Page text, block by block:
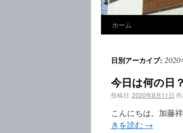
ホーム
日別アーカイブ:
今日は何の日
投稿日:2020年8月11日
こんにちは。加藤
きを読む →